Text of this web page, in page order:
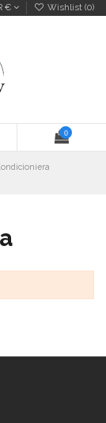
€ Wishlist (0)
0